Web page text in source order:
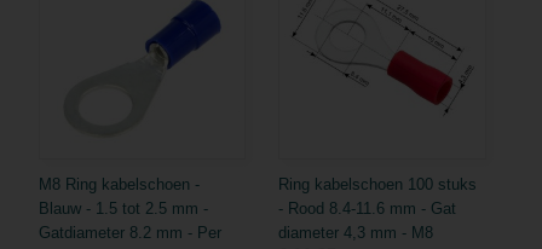
M8 Ring kabelschoen -
Blauw - 1.5 tot 2.5 mm -
Gatdiameter 8.2 mm - Per
Ring kabelschoen 100 stuks
- Rood 8.4-11.6 mm - Gat
diameter 4,3 mm - M8